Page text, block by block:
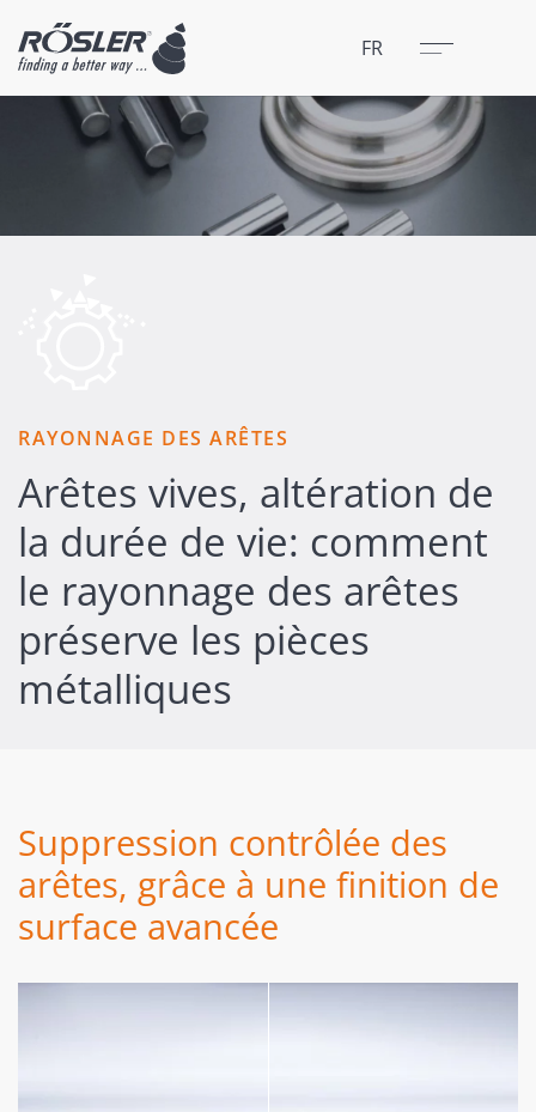
FR Menu
Fermer
RAYONNAGE DES ARÊTES
Arêtes vives, altération de
la durée de vie: comment
le rayonnage des arêtes
préserve les pièces
métalliques
Suppression contrôlée des
arêtes, grâce à une finition de
surface avancée